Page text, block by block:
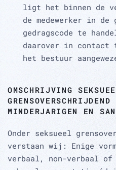
ligt het binnen de
de medewerker in de
gedragscode te
daarover in contact
het bestuur
OMSCHRIJVING
GRENSOVERSCHRIJDEND
MINDERJARIGEN EN
Onder seksueel
verstaan wij: Enige
verbaal, non-verbaal of